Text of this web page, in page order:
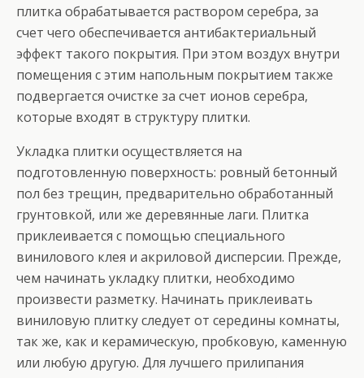
плитка обрабатывается раствором серебра, за
счет чего обеспечивается антибактериальный
эффект такого покрытия. При этом воздух внутри
помещения с этим напольным покрытием также
подвергается очистке за счет ионов серебра,
которые входят в структуру плитки.
Укладка плитки осуществляется на
подготовленную поверхность: ровный бетонный
пол без трещин, предварительно обработанный
грунтовкой, или же деревянные лаги. Плитка
приклеивается с помощью специального
винилового клея и акриловой дисперсии. Прежде,
чем начинать укладку плитки, необходимо
произвести разметку. Начинать приклеивать
виниловую плитку следует от середины комнаты,
так же, как и керамическую, пробковую, каменную
или любую другую. Для лучшего прилипания